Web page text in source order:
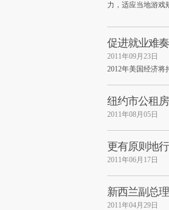
力，适应当地游戏
促进就业难
2011年09月23日
2012年美国经济将
纽约市公租
2011年08月05日
更有原则地
2011年06月17日
新西兰副总
2011年04月29日